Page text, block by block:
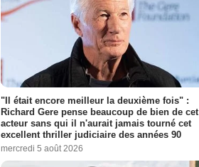
"Il était encore meilleur la deuxième fois" :
Richard Gere pense beaucoup de bien de cet
acteur sans qui il n'aurait jamais tourné cet
excellent thriller judiciaire des années 90
mercredi 5 août 2026